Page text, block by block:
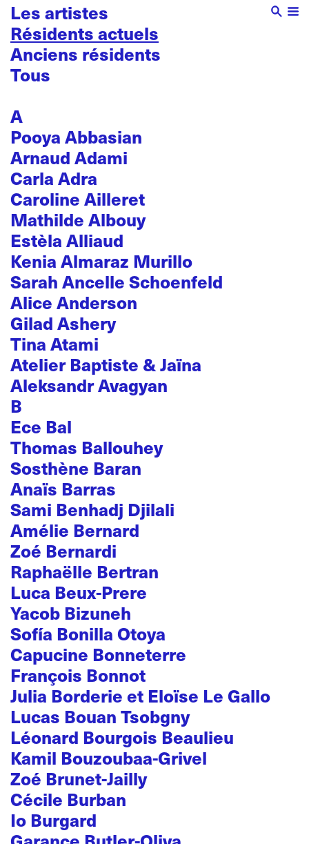
Les artistes
Résidents actuels
Anciens résidents
Tous
A
Pooya Abbasian
Arnaud Adami
Carla Adra
Caroline Ailleret
Mathilde Albouy
Estèla Alliaud
Kenia Almaraz Murillo
Sarah Ancelle Schoenfeld
Alice Anderson
Gilad Ashery
Tina Atami
Atelier Baptiste & Jaïna
Aleksandr Avagyan
B
Ece Bal
Thomas Ballouhey
Sosthène Baran
Anaïs Barras
Sami Benhadj Djilali
Amélie Bernard
Zoé Bernardi
Raphaëlle Bertran
Luca Beux-Prere
Yacob Bizuneh
Sofía Bonilla Otoya
Capucine Bonneterre
François Bonnot
Julia Borderie et Eloïse Le Gallo
Lucas Bouan Tsobgny
Léonard Bourgois Beaulieu
Kamil Bouzoubaa-Grivel
Zoé Brunet-Jailly
Cécile Burban
Io Burgard